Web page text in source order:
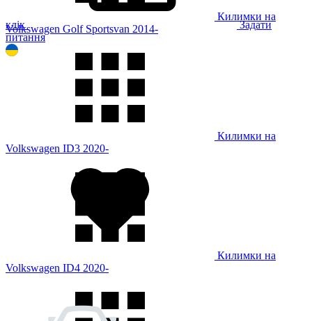
Килимки на
Volkswagen Golf Sportsvan 2014-
Килимки на
Volkswagen ID3 2020-
Килимки на
Volkswagen ID4 2020-
клік
Задати
питання